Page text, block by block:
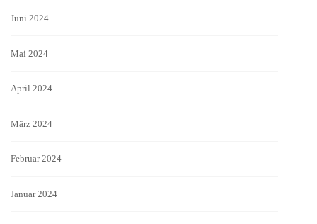
Juni 2024
Mai 2024
April 2024
März 2024
Februar 2024
Januar 2024